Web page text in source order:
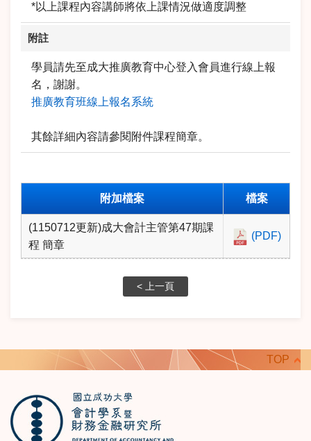
*以上課程內容講師將依上課情況做適度調整
附註
學員請先至成大推廣教育中心登入會員進行線上報
名，謝謝。
推廣教育班線上報名系統
其餘詳細內容請參閱附件課程簡章。
附加檔案 檔案
(1150712更新)成大會計主管第47期課
程 簡章
(PDF)
< 上一頁
TOP